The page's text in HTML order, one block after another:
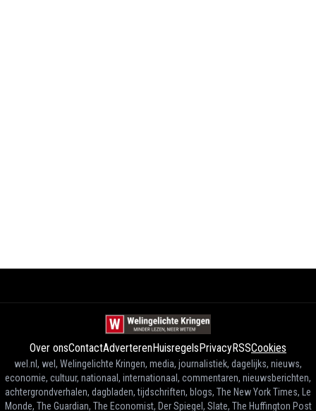
Over onsContactAdverterenHuisregelsPrivacyRSSCookies
wel.nl, wel, Welingelichte Kringen, media, journalistiek, dagelijks, nieuws,
economie, cultuur, nationaal, internationaal, commentaren, nieuwsberichten,
achtergrondverhalen, dagbladen, tijdschriften, blogs, The New York Times, Le
Monde, The Guardian, The Economist, Der Spiegel, Slate, The Huffington Post